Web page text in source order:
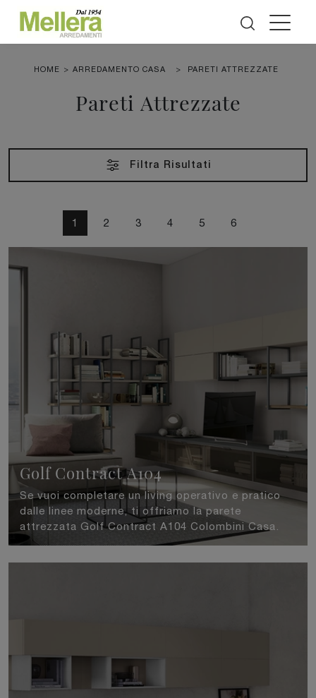
HOME > ARREDAMENTO CASA > PARETI ATTREZZATE
Pareti Attrezzate
Filtra Risultati
1 2 3 4 5 6
Golf Contract A104
Se vuoi completare un living operativo e pratico
dalle linee moderne, ti offriamo la parete
attrezzata Golf Contract A104 Colombini Casa.